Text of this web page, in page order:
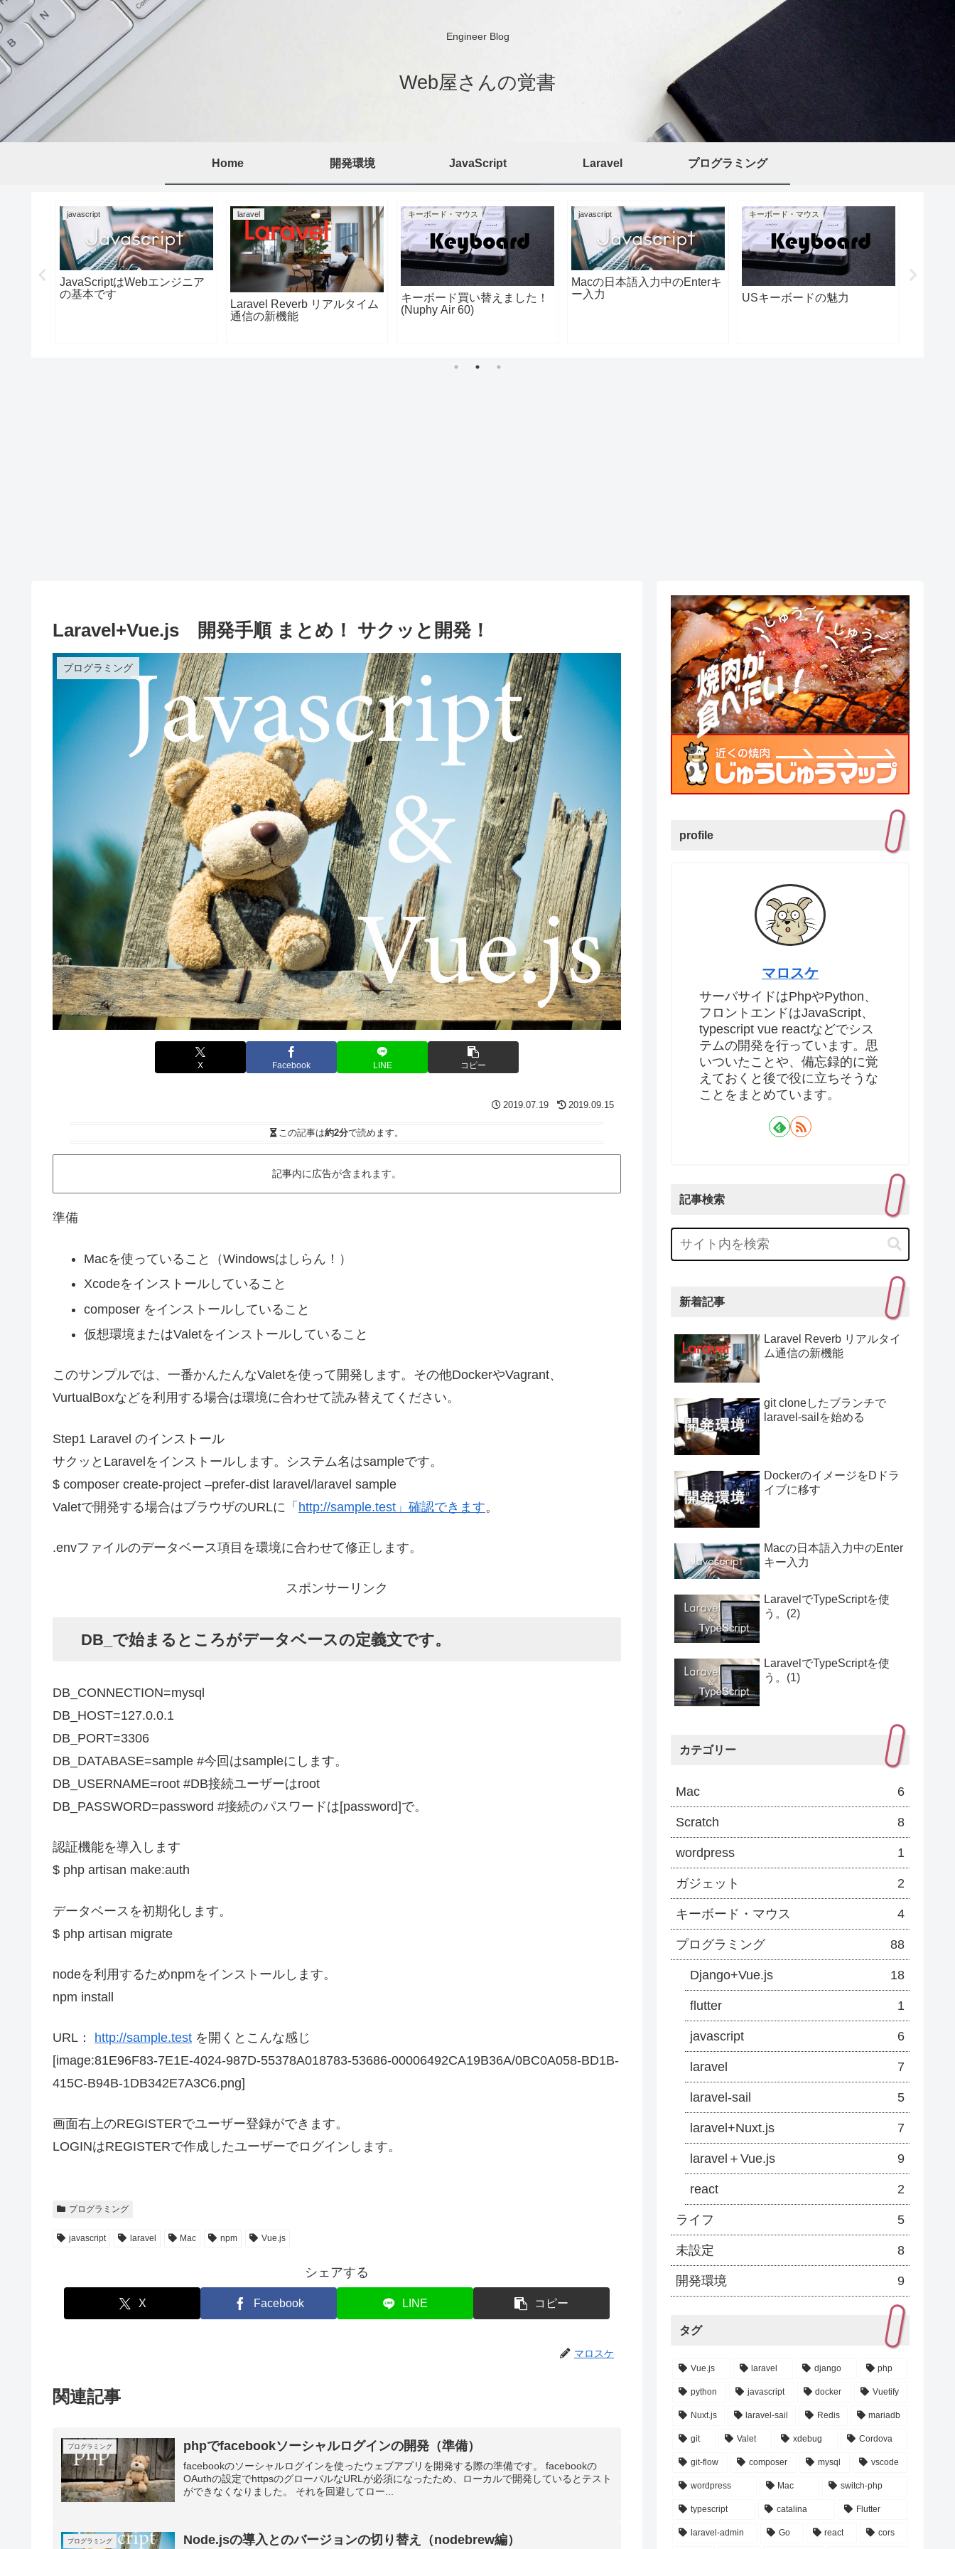
Engineer Blog
Web屋さんの覚書
Home 開発環境 JavaScript Laravel プログラミング
javascript
JavaScriptはWebエンジニア
の基本です
laravel
Laravel Reverb リアルタイム
通信の新機能
キーボード・マウス
キーボード買い替えました！
(Nuphy Air 60)
javascript
Macの日本語入力中のEnterキ
ー入力
キーボード・マウス
USキーボードの魅力
Laravel+Vue.js 開発手順 まとめ！ サクッと開発！
プログラミング
X Facebook LINE コピー
2019.07.19 2019.09.15
この記事は約2分で読めます。
記事内に広告が含まれます。
準備
Macを使っていること（Windowsはしらん！）
Xcodeをインストールしていること
composer をインストールしていること
仮想環境またはValetをインストールしていること
このサンプルでは、一番かんたんなValetを使って開発します。その他DockerやVagrant、
VurtualBoxなどを利用する場合は環境に合わせて読み替えてください。
Step1 Laravel のインストール
サクッとLaravelをインストールします。システム名はsampleです。
$ composer create-project –prefer-dist laravel/laravel sample
Valetで開発する場合はブラウザのURLに「 http://sample.test」確認できます。
.envファイルのデータベース項目を環境に合わせて修正します。
スポンサーリンク
DB_で始まるところがデータベースの定義文です。
DB_CONNECTION=mysql
DB_HOST=127.0.0.1
DB_PORT=3306
DB_DATABASE=sample #今回はsampleにします。
DB_USERNAME=root #DB接続ユーザーはroot
DB_PASSWORD=password #接続のパスワードは[password]で。
認証機能を導入します
$ php artisan make:auth
データベースを初期化します。
$ php artisan migrate
nodeを利用するためnpmをインストールします。
npm install
URL： http://sample.test を開くとこんな感じ
[image:81E96F83-7E1E-4024-987D-55378A018783-53686-00006492CA19B36A/0BC0A058-BD1B-
415C-B94B-1DB342E7A3C6.png]
画面右上のREGISTERでユーザー登録ができます。
LOGINはREGISTERで作成したユーザーでログインします。
プログラミング
javascript laravel Mac npm Vue.js
シェアする
X Facebook LINE コピー
マロスケ
関連記事
プログラミング phpでfacebookソーシャルログインの開発（準備）
facebookのソーシャルログインを使ったウェブアプリを開発する際の準備です。 facebookの
OAuthの設定でhttpsのグローバルなURLが必須になったため、ローカルで開発しているとテスト
ができなくなりました。 それを回避してロー...
プログラミング Node.jsの導入とのバージョンの切り替え（nodebrew編）
profile
マロスケ
サーバサイドはPhpやPython、
フロントエンドはJavaScript、
typescript vue reactなどでシス
テムの開発を行っています。思
いついたことや、備忘録的に覚
えておくと後で役に立ちそうな
ことをまとめています。
記事検索
新着記事
Laravel Reverb リアルタイ
ム通信の新機能
git cloneしたブランチで
laravel-sailを始める
DockerのイメージをDドラ
イブに移す
Macの日本語入力中のEnter
キー入力
LaravelでTypeScriptを使
う。(2)
LaravelでTypeScriptを使
う。(1)
カテゴリー
Mac 6
Scratch 8
wordpress 1
ガジェット 2
キーボード・マウス 4
プログラミング 88
Django+Vue.js 18
flutter 1
javascript 6
laravel 7
laravel-sail 5
laravel+Nuxt.js 7
laravel＋Vue.js 9
react 2
ライフ 5
未設定 8
開発環境 9
タグ
Vue.js laravel django php
python javascript docker Vuetify
Nuxt.js laravel-sail Redis mariadb
git Valet xdebug Cordova
git-flow composer mysql vscode
wordpress Mac switch-php
typescript catalina Flutter
laravel-admin Go react cors